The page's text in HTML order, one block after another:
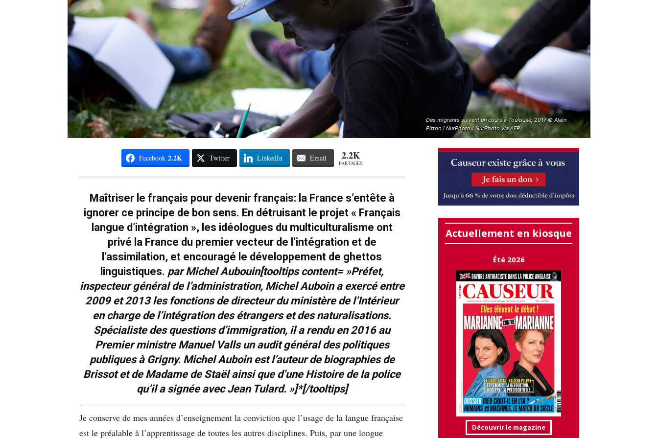
Des migrants suivent un cours à Toulouse, 2017 © Alain
Pitton / NurPhoto / NurPhoto via AFP.
Facebook 2.2K Twitter LinkedIn Email 2.2K
PARTAGES
Maîtriser le français pour devenir français: la France s’entête à
ignorer ce principe de bon sens. En détruisant le projet « Français
langue d’intégration », les idéologues du multiculturalisme ont
privé la France du premier vecteur de l’intégration et de
l’assimilation, et encouragé le développement de ghettos
linguistiques. par Michel Aubouin[tooltips content= »Préfet,
inspecteur général de l’administration, Michel Auboin a exercé entre
2009 et 2013 les fonctions de directeur du ministère de l’Intérieur
en charge de l’intégration des étrangers et des naturalisations.
Spécialiste des questions d’immigration, il a rendu en 2016 au
Premier ministre Manuel Valls un audit général des politiques
publiques à Grigny. Michel Auboin est l’auteur de biographies de
Brissot et de Madame de Staël ainsi que d’une Histoire de la police
qu’il a signée avec Jean Tulard. »]*[/tooltips]
Je conserve de mes années d’enseignement la conviction que l’usage de la langue française
est le préalable à l’apprentissage de toutes les autres disciplines. Puis, par une longue
Actuellement en kiosque
Été 2026
Découvrir le magazine